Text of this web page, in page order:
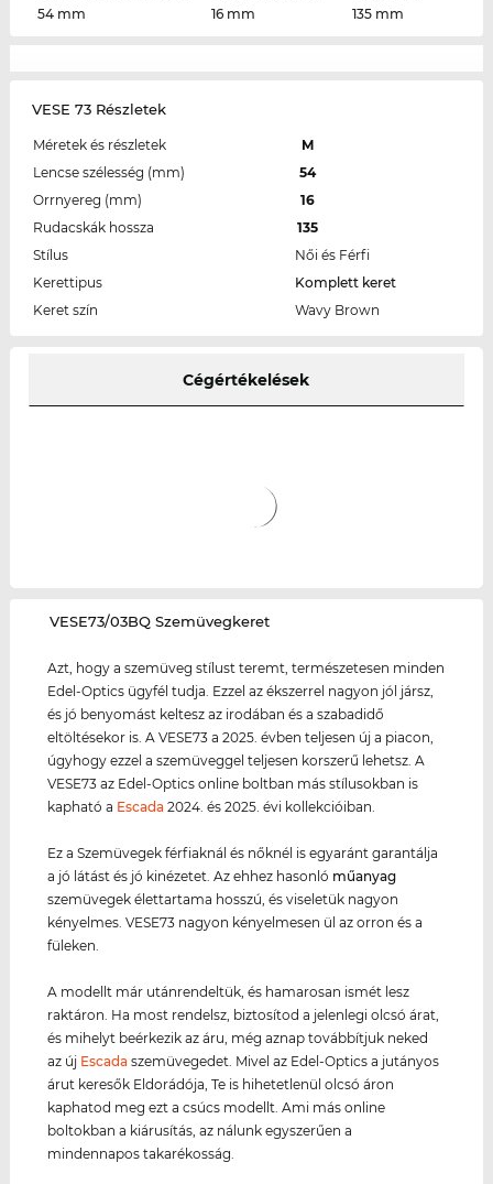
54 mm
16 mm
135 mm
VESE 73 Részletek
Méretek és részletek
M
Lencse szélesség (mm)
54
Orrnyereg (mm)
16
Rudacskák hossza
135
Stílus
Női és Férfi
Kerettipus
Komplett keret
Keret szín
Wavy Brown
Cégértékelések
‌VESE73/03BQ Szemüvegkeret
Azt, hogy a szemüveg stílust teremt, természetesen minden
Edel-Optics ügyfél tudja. Ezzel az ékszerrel nagyon jól jársz,
és jó benyomást keltesz az irodában és a szabadidő
eltöltésekor is. A VESE73 a 2025. évben teljesen új a piacon,
úgyhogy ezzel a szemüveggel teljesen korszerű lehetsz. A
VESE73 az Edel-Optics online boltban más stílusokban is
kapható a Escada 2024. és 2025. évi kollekcióiban.
Ez a Szemüvegek férfiaknál és nőknél is egyaránt garantálja
a jó látást és jó kinézetet. Az ehhez hasonló műanyag
szemüvegek élettartama hosszú, és viseletük nagyon
kényelmes. VESE73 nagyon kényelmesen ül az orron és a
füleken.
A modellt már utánrendeltük, és hamarosan ismét lesz
raktáron. Ha most rendelsz, biztosítod a jelenlegi olcsó árat,
és mihelyt beérkezik az áru, még aznap továbbítjuk neked
az új Escada szemüvegedet. Mivel az Edel-Optics a jutányos
árut keresők Eldorádója, Te is hihetetlenül olcsó áron
kaphatod meg ezt a csúcs modellt. Ami más online
boltokban a kiárusítás, az nálunk egyszerűen a
mindennapos takarékosság.